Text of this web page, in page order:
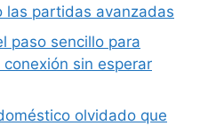
las partidas avanzadas
paso sencillo para
sin esperar
olvidado que